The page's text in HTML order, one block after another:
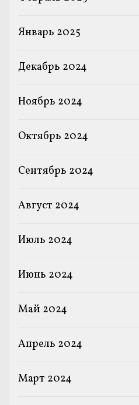
Январь 2025
Декабрь 2024
Ноябрь 2024
Октябрь 2024
Сентябрь 2024
Август 2024
Июль 2024
Июнь 2024
Май 2024
Апрель 2024
Март 2024